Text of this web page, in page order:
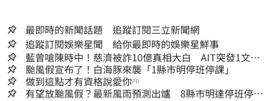
最即時的新聞話題 追蹤訂閱三立新聞網
追蹤訂閱娛樂星聞 給你最即時的娛樂星鮮事
藍曾嗆陳時中！慈濟被詐10億真相大白 AIT突發1文酸
爆…他笑：真的很會
颱風假宣布了！白海豚來襲「1縣市明停班停課」
做到這點才有資格說愛你PR
有望放颱風假？最新風雨預測出爐 8縣市明達停班停課